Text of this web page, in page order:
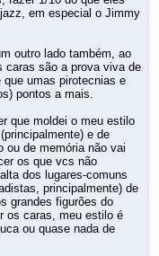
em especial o Jimmy
outro lado também, ao
são a prova viva de
umas pirotecnias e
pontos a mais.
que moldei o meu estilo
e de
ou de memória não vai
os que vcs não
dos lugares-comuns
principalmente) de
grandes figurões do
os caras, meu estilo é
ou quase nada de